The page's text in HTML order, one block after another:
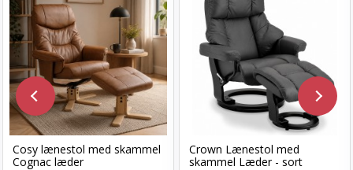
Cosy lænestol med skammel
Cognac læder
Crown Lænestol med
skammel Læder - sort